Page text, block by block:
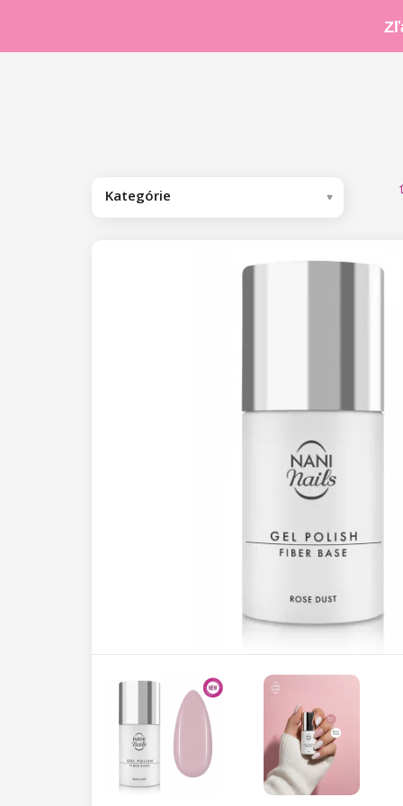
Kategórie
Kolekcia by Nikol Leitgeb
Finish gél laky
Farebné gél laky
NANI gél laky Premium
Špeciálne zdobiace gél laky